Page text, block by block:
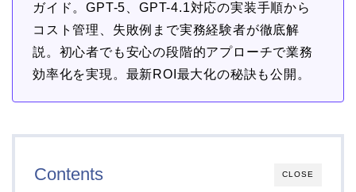
ガイド。GPT-5、GPT-4.1対応の実装手順から
コスト管理、失敗例まで実務経験者が徹底解
説。初心者でも安心の段階的アプローチで業務
効率化を実現。最新ROI最大化の秘訣も公開。
CLOSE
Contents